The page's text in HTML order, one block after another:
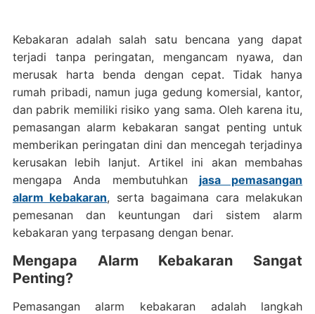
Kebakaran adalah salah satu bencana yang dapat
terjadi tanpa peringatan, mengancam nyawa, dan
merusak harta benda dengan cepat. Tidak hanya
rumah pribadi, namun juga gedung komersial, kantor,
dan pabrik memiliki risiko yang sama. Oleh karena itu,
pemasangan alarm kebakaran sangat penting untuk
memberikan peringatan dini dan mencegah terjadinya
kerusakan lebih lanjut. Artikel ini akan membahas
mengapa Anda membutuhkan jasa pemasangan
alarm kebakaran, serta bagaimana cara melakukan
pemesanan dan keuntungan dari sistem alarm
kebakaran yang terpasang dengan benar.
Mengapa Alarm Kebakaran Sangat
Penting?
Pemasangan alarm kebakaran adalah langkah